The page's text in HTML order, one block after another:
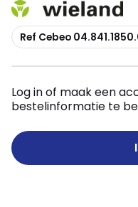
Kopiëren
Ref Cebeo
Log in of maak een
bestelinformatie te